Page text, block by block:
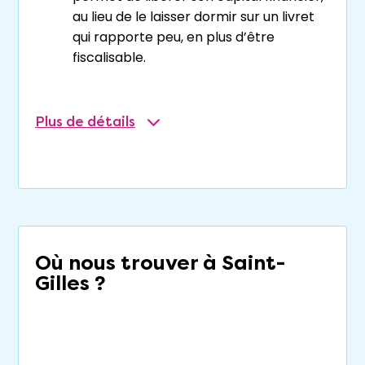
au lieu de le laisser dormir sur un livret
qui rapporte peu, en plus d’être
fiscalisable.
Enfin, on peut même affirmer que le
effet, côté investisseur, ce type de vente
alors que côté vendeur, il permet de récolter
de la retraite.
Plus de détails
Où nous trouver à Saint-
Gilles ?